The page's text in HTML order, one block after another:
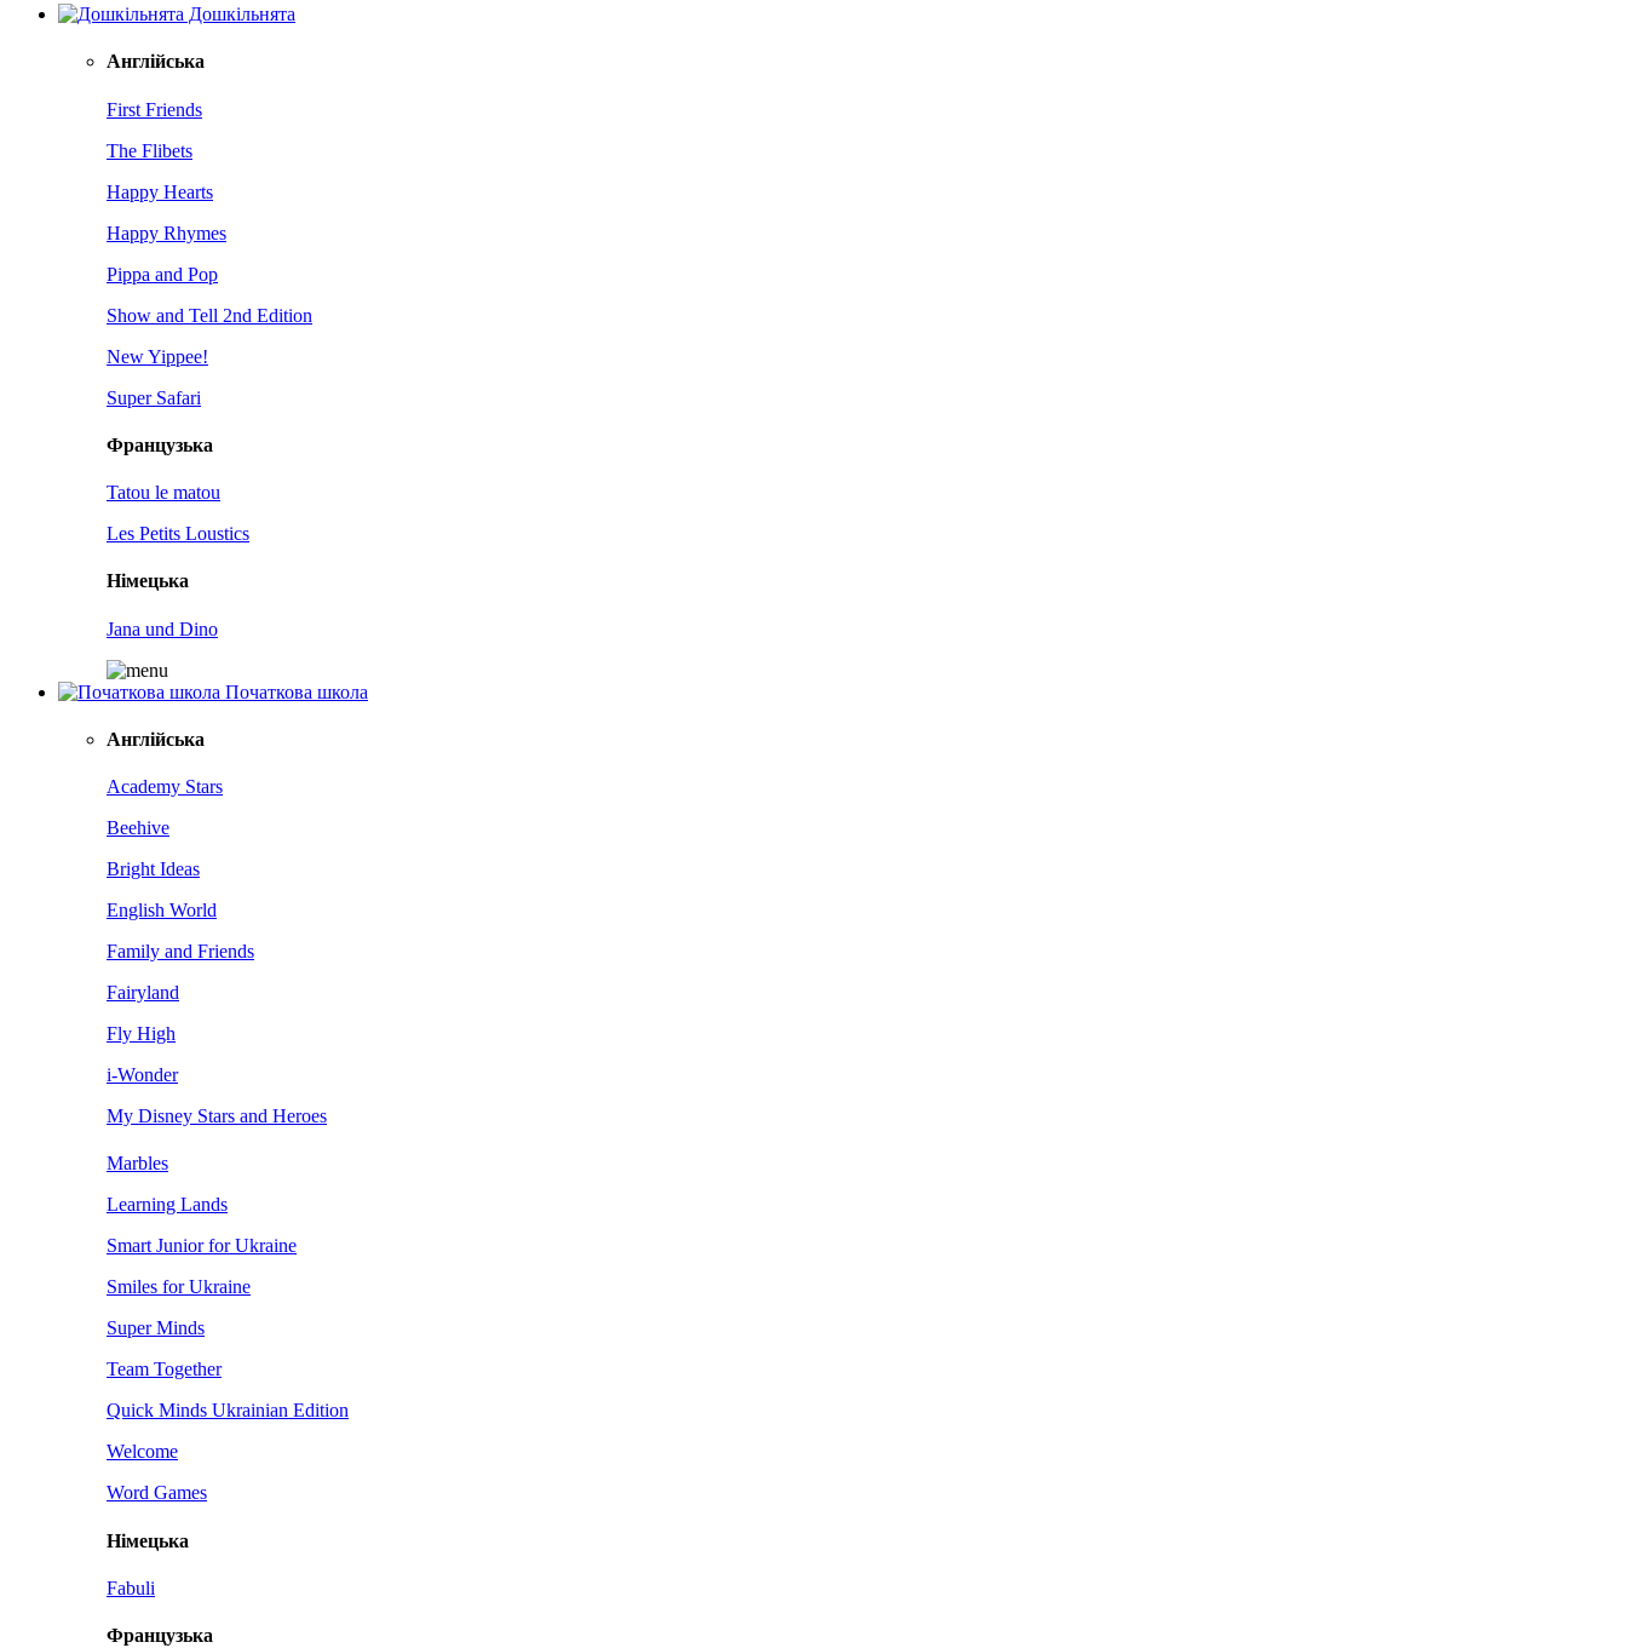
Дошкільнята
Англійська
First Friends
The Flibets
Happy Hearts
Happy Rhymes
Pippa and Pop
Show and Tell 2nd Edition
New Yippee!
Super Safari
Французька
Tatou le matou
Les Petits Loustics
Німецька
Jana und Dino
Початкова школа
Англійська
Academy Stars
Beehive
Bright Ideas
English World
Family and Friends
Fairyland
Fly High
i-Wonder
My Disney Stars and Heroes
Marbles
Learning Lands
Smart Junior for Ukraine
Smiles for Ukraine
Super Minds
Team Together
Quick Minds Ukrainian Edition
Welcome
Word Games
Німецька
Fabuli
Французька